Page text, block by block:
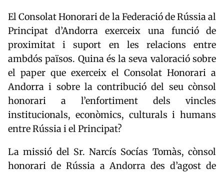
El Consolat Honorari de la Federació de Rússia al
Principat d’Andorra exerceix una funció de
proximitat i suport en les relacions entre
ambdós països. Quina és la seva valoració sobre
el paper que exerceix el Consolat Honorari a
Andorra i sobre la contribució del seu cònsol
honorari a l’enfortiment dels vincles
institucionals, econòmics, culturals i humans
entre Rússia i el Principat?
La missió del Sr. Narcís Socías Tomàs, cònsol
honorari de Rússia a Andorra des d’agost de